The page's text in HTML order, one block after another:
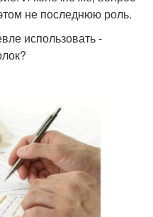
не последнюю роль.
использовать -